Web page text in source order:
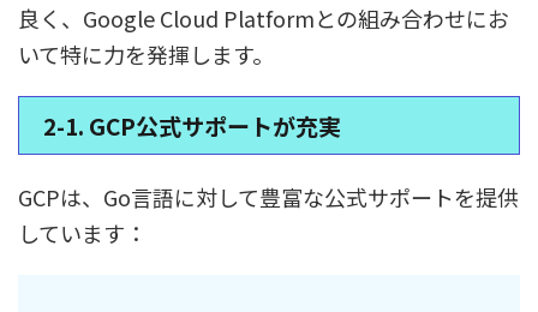
良く、Google Cloud Platformとの組み合わせにお
いて特に力を発揮します。
2-1. GCP公式サポートが充実
GCPは、Go言語に対して豊富な公式サポートを提供
しています：